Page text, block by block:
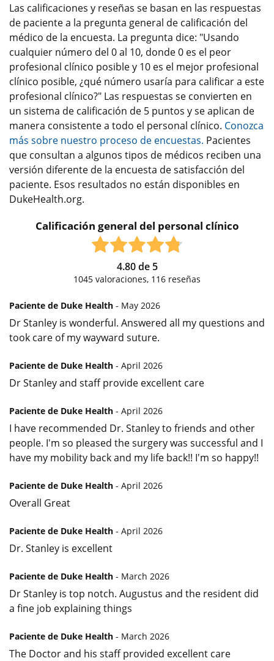
Las calificaciones y reseñas se basan en las respuestas
de paciente a la pregunta general de calificación del
médico de la encuesta. La pregunta dice: "Usando
cualquier número del 0 al 10, donde 0 es el peor
profesional clínico posible y 10 es el mejor profesional
clínico posible, ¿qué número usaría para calificar a este
profesional clínico?" Las respuestas se convierten en
un sistema de calificación de 5 puntos y se aplican de
manera consistente a todo el personal clínico. Conozca
más sobre nuestro proceso de encuestas. Pacientes
que consultan a algunos tipos de médicos reciben una
versión diferente de la encuesta de satisfacción del
paciente. Esos resultados no están disponibles en
DukeHealth.org.
Calificación general del personal clínico
4.80de 5
1045 valoraciones, 116 reseñas
Paciente de Duke Health - May 2026
Dr Stanley is wonderful. Answered all my questions and
took care of my wayward suture.
Paciente de Duke Health - April 2026
Dr Stanley and staff provide excellent care
Paciente de Duke Health - April 2026
I have recommended Dr. Stanley to friends and other
people. I'm so pleased the surgery was successful and I
have my mobility back and my life back!! I'm so happy!!
Paciente de Duke Health - April 2026
Overall Great
Paciente de Duke Health - April 2026
Dr. Stanley is excellent
Paciente de Duke Health - March 2026
Dr Stanley is top notch. Augustus and the resident did
a fine job explaining things
Paciente de Duke Health - March 2026
The Doctor and his staff provided excellent care